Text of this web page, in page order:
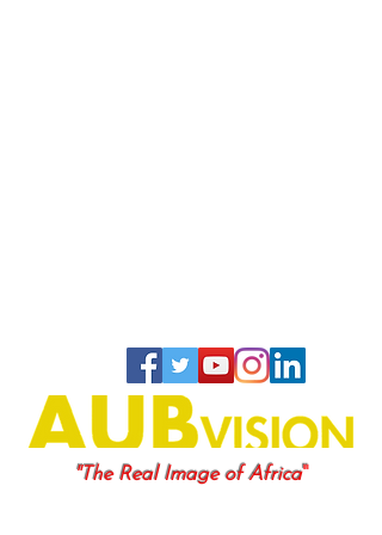
"The Real Image of Africa"